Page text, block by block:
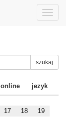
Toggle
szukaj
online jezyk
17 18 19